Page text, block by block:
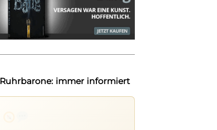
Ruhrbarone: immer informiert